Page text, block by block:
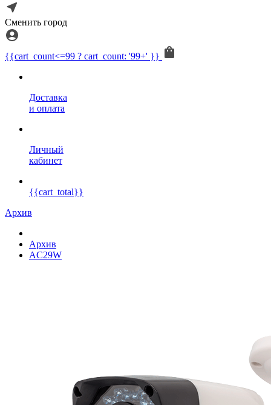
Сменить город
{{cart_count<=99 ? cart_count: '99+' }}
Доставка
и оплата
Личный
кабинет
{{cart_total}}
Архив
Архив
AC29W